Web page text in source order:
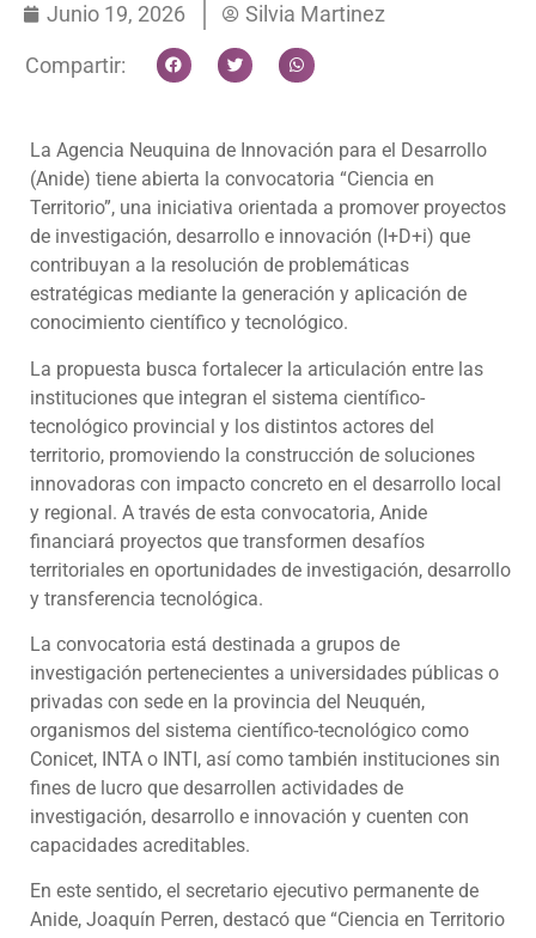
Junio 19, 2026 Silvia Martinez
Compartir:
La Agencia Neuquina de Innovación para el Desarrollo
(Anide) tiene abierta la convocatoria “Ciencia en
Territorio”, una iniciativa orientada a promover proyectos
de investigación, desarrollo e innovación (I+D+i) que
contribuyan a la resolución de problemáticas
estratégicas mediante la generación y aplicación de
conocimiento científico y tecnológico.
La propuesta busca fortalecer la articulación entre las
instituciones que integran el sistema científico-
tecnológico provincial y los distintos actores del
territorio, promoviendo la construcción de soluciones
innovadoras con impacto concreto en el desarrollo local
y regional. A través de esta convocatoria, Anide
financiará proyectos que transformen desafíos
territoriales en oportunidades de investigación, desarrollo
y transferencia tecnológica.
La convocatoria está destinada a grupos de
investigación pertenecientes a universidades públicas o
privadas con sede en la provincia del Neuquén,
organismos del sistema científico-tecnológico como
Conicet, INTA o INTI, así como también instituciones sin
fines de lucro que desarrollen actividades de
investigación, desarrollo e innovación y cuenten con
capacidades acreditables.
En este sentido, el secretario ejecutivo permanente de
Anide, Joaquín Perren, destacó que “Ciencia en Territorio